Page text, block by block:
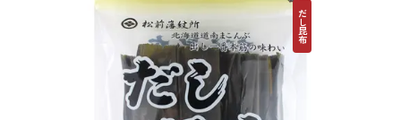
だし昆布